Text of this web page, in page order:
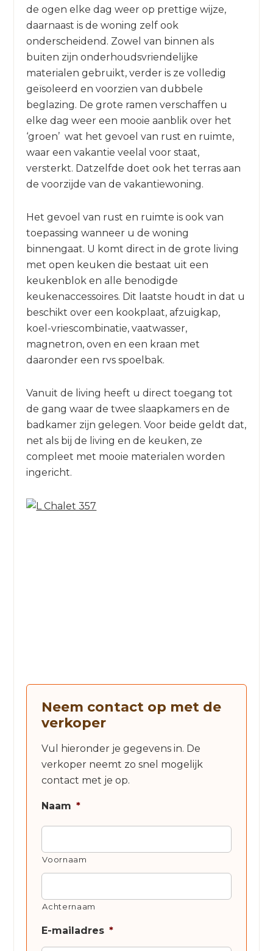
de ogen elke dag weer op prettige wijze,
daarnaast is de woning zelf ook
onderscheidend. Zowel van binnen als
buiten zijn onderhoudsvriendelijke
materialen gebruikt, verder is ze volledig
geïsoleerd en voorzien van dubbele
beglazing. De grote ramen verschaffen u
elke dag weer een mooie aanblik over het
‘groen’ wat het gevoel van rust en ruimte,
waar een vakantie veelal voor staat,
versterkt. Datzelfde doet ook het terras aan
de voorzijde van de vakantiewoning.
Het gevoel van rust en ruimte is ook van
toepassing wanneer u de woning
binnengaat. U komt direct in de grote living
met open keuken die bestaat uit een
keukenblok en alle benodigde
keukenaccessoires. Dit laatste houdt in dat u
beschikt over een kookplaat, afzuigkap,
koel-vriescombinatie, vaatwasser,
magnetron, oven en een kraan met
daaronder een rvs spoelbak.
Vanuit de living heeft u direct toegang tot
de gang waar de twee slaapkamers en de
badkamer zijn gelegen. Voor beide geldt dat,
net als bij de living en de keuken, ze
compleet met mooie materialen worden
ingericht.
Neem contact op met de
verkoper
Vul hieronder je gegevens in. De
verkoper neemt zo snel mogelijk
contact met je op.
Naam *
Voornaam
Achternaam
E-mailadres *